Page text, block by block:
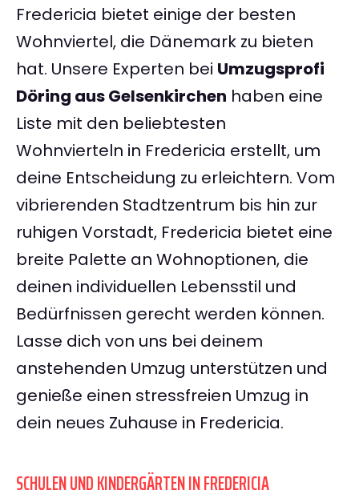
Fredericia bietet einige der besten
Wohnviertel, die Dänemark zu bieten
hat. Unsere Experten bei Umzugsprofi
Döring aus Gelsenkirchen haben eine
Liste mit den beliebtesten
Wohnvierteln in Fredericia erstellt, um
deine Entscheidung zu erleichtern. Vom
vibrierenden Stadtzentrum bis hin zur
ruhigen Vorstadt, Fredericia bietet eine
breite Palette an Wohnoptionen, die
deinen individuellen Lebensstil und
Bedürfnissen gerecht werden können.
Lasse dich von uns bei deinem
anstehenden Umzug unterstützen und
genieße einen stressfreien Umzug in
dein neues Zuhause in Fredericia.